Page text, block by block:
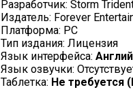
Разработчик: Storm
Издатель: Forever
Платформа: PC
Тип издания: Лицензия
Язык интерфейса:
Язык озвучки:
Таблетка: Не требуется